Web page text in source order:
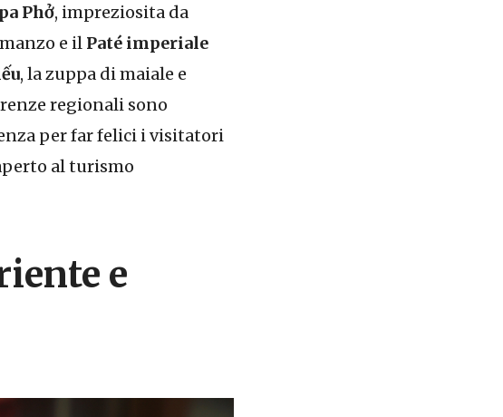
Phở, impreziosita da
e il Paté imperiale
, la zuppa di maiale e
regionali sono
per far felici i visitatori
al turismo
e